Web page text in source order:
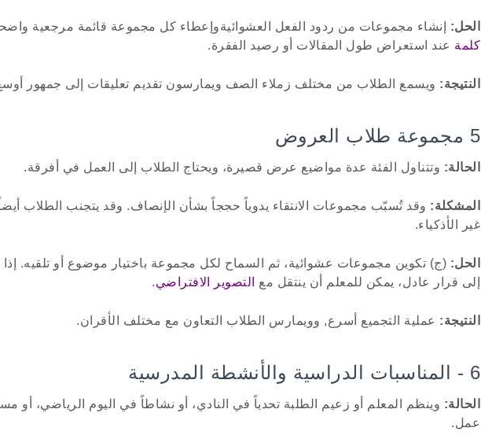
الحل: إنشاء مجموعات من ردود الفعل العشوائيةوإعطاء كل مجموعة قائمة مرجعية
كلمة عند استعراض طول المقالات أو رصيد الفقرة.
النتيجة: ويسمع الطلاب من مختلف زملاء الصف ويمارسون تقديم تعليقات إلى جمهور
5 مجموعة طلاب العروض
الحالة: وتتناول الفئة عدة مواضيع عرض قصيرة، ويحتاج الطلاب إلى العمل في أفرقة.
المشكلة: وقد تُسبّب مجموعات الانتقاء يدوياً حججاً بشأن الإنصاف. وقد يتجنب الطلاب
غير الأذكياء.
الحل: (ج) تكوين مجموعات عشوائية، ثم السماح لكل مجموعة باختيار موضوع أو تلقيه.
إلى قرار عادل، يمكن للمعلم أن ينتقل مع
التصوير الافتراضي.
النتيجة: عملية التجميع أسرع, وويمارس الطلاب التعاون مع مختلف الأقران.
6 - المناسبات الدراسية والأنشطة المدرسية
الحالة: وينظم المعلم أو زعيم الطلبة تحدياً في النادي، أو نشاطاً في اليوم الرياضي، أو
عمل.